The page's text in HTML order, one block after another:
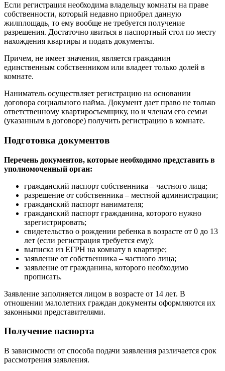
Если регистрация необходима владельцу комнаты на праве
собственности, который недавно приобрел данную
жилплощадь, то ему вообще не требуется получение
разрешения. Достаточно явиться в паспортный стол по месту
нахождения квартиры и подать документы.
Причем, не имеет значения, является гражданин
единственным собственником или владеет только долей в
комнате.
Наниматель осуществляет регистрацию на основании
договора социального найма. Документ дает право не только
ответственному квартиросъемщику, но и членам его семьи
(указанным в договоре) получить регистрацию в комнате.
Подготовка документов
Перечень документов, которые необходимо представить в
уполномоченный орган:
гражданский паспорт собственника – частного лица;
разрешение от собственника – местной администрации;
гражданский паспорт нанимателя;
гражданский паспорт гражданина, которого нужно
зарегистрировать;
свидетельство о рождении ребенка в возрасте от 0 до 13
лет (если регистрация требуется ему);
выписка из ЕГРН на комнату в квартире;
заявление от собственника – частного лица;
заявление от гражданина, которого необходимо
прописать.
Заявление заполняется лицом в возрасте от 14 лет. В
отношении малолетних граждан документы оформляются их
законными представителями.
Получение паспорта
В зависимости от способа подачи заявления различается срок
рассмотрения заявления.